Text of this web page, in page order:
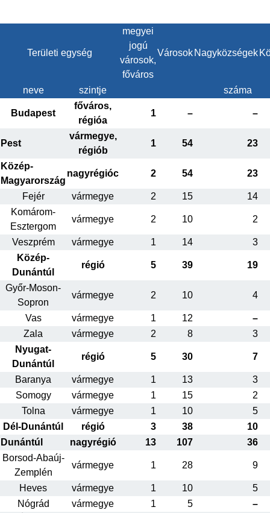
Területi egység
megyei
jogú
városok,
főváros
Városok Nagyközségek
neve szintje száma
Budapest
főváros,
régióa
1 – –
Pest
vármegye,
régiób
1 54 23
Közép-
Magyarország
nagyrégióc 2 54 23
Fejér vármegye 2 15
14
Komárom-
Esztergom
vármegye 2 10 2
Veszprém vármegye 1 14
3
Közép-
Dunántúl
régió 5 39 19
Győr-Moson-
Sopron
vármegye 2 10 4
Vas vármegye 1 12
–
Zala
vármegye 2 8
3
Nyugat-
Dunántúl
régió 5 30 7
Baranya vármegye 1 13
3
Somogy
vármegye 1 15
2
Tolna
vármegye 1 10
5
Dél-Dunántúl
régió 3 38
10
Dunántúl
nagyrégió 13 107
36
Borsod-Abaúj-
Zemplén
vármegye 1 28 9
Heves vármegye 1 10
5
Nógrád
vármegye 1 5
–